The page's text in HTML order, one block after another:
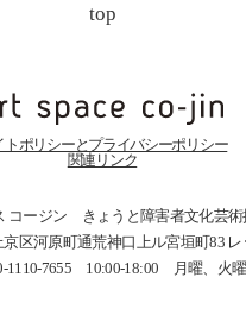
top
トポリシーとプライバシーポリシー
関連リンク
コージン きょうと障害者文化芸術
京区河原町通荒神口上ル宮垣町83
1110-7655 10:00-18:00 月曜、火